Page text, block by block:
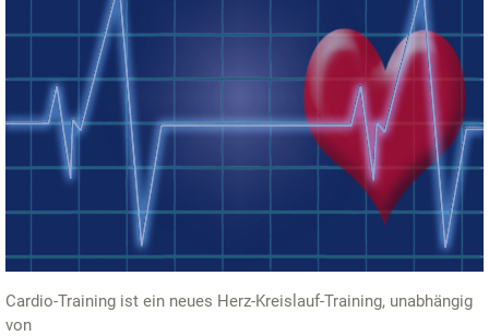
Cardio-Training ist ein neues Herz-Kreislauf-Training, unabhängig
von